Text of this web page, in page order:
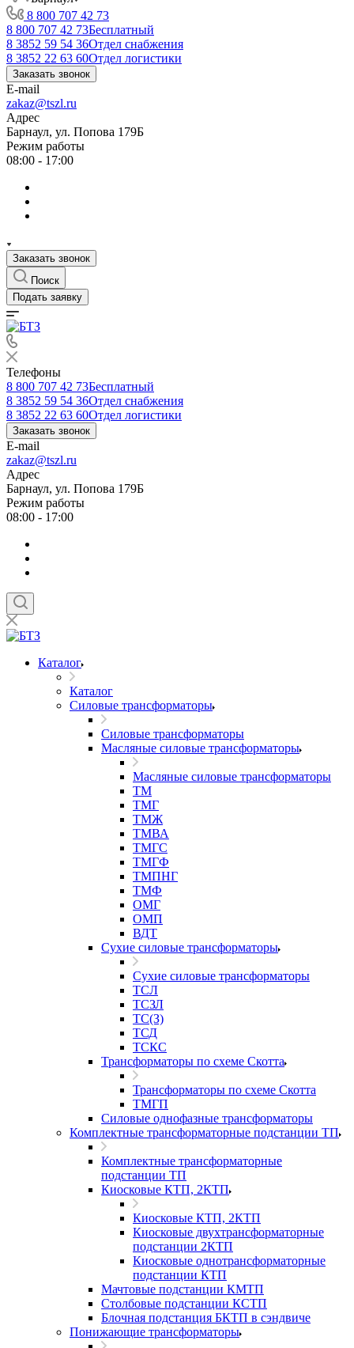
8 800 707 42 73
8 800 707 42 73Бесплатный
8 3852 59 54 36Отдел снабжения
8 3852 22 63 60Отдел логистики
Заказать звонок
E-mail
zakaz@tszl.ru
Адрес
Барнаул, ул. Попова 179Б
Режим работы
08:00 - 17:00
Заказать звонок
Поиск
Подать заявку
Телефоны
8 800 707 42 73Бесплатный
8 3852 59 54 36Отдел снабжения
8 3852 22 63 60Отдел логистики
Заказать звонок
E-mail
zakaz@tszl.ru
Адрес
Барнаул, ул. Попова 179Б
Режим работы
08:00 - 17:00
Каталог
Каталог
Силовые трансформаторы
Силовые трансформаторы
Масляные силовые трансформаторы
Масляные силовые трансформаторы
ТМ
ТМГ
ТМЖ
ТМВА
ТМГС
ТМГФ
ТМПНГ
ТМФ
ОМГ
ОМП
ВДТ
Сухие силовые трансформаторы
Сухие силовые трансформаторы
ТСЛ
ТСЗЛ
ТС(З)
ТСД
ТСКС
Трансформаторы по схеме Скотта
Трансформаторы по схеме Скотта
ТМГП
Силовые однофазные трансформаторы
Комплектные трансформаторные подстанции ТП
Комплектные трансформаторные
подстанции ТП
Киосковые КТП, 2КТП
Киосковые КТП, 2КТП
Киосковые двухтрансформаторные
подстанции 2КТП
Киосковые однотрансформаторные
подстанции КТП
Мачтовые подстанции КМТП
Столбовые подстанции КСТП
Блочная подстанция БКТП в сэндвиче
Понижающие трансформаторы